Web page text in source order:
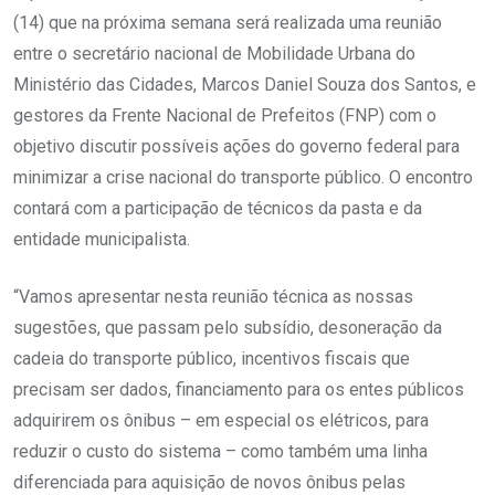
(14) que na próxima semana será realizada uma reunião
entre o secretário nacional de Mobilidade Urbana do
Ministério das Cidades, Marcos Daniel Souza dos Santos, e
gestores da Frente Nacional de Prefeitos (FNP) com o
objetivo discutir possíveis ações do governo federal para
minimizar a crise nacional do transporte público. O encontro
contará com a participação de técnicos da pasta e da
entidade municipalista.
“Vamos apresentar nesta reunião técnica as nossas
sugestões, que passam pelo subsídio, desoneração da
cadeia do transporte público, incentivos fiscais que
precisam ser dados, financiamento para os entes públicos
adquirirem os ônibus – em especial os elétricos, para
reduzir o custo do sistema – como também uma linha
diferenciada para aquisição de novos ônibus pelas